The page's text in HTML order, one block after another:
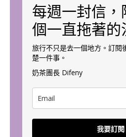
每週一封信，
個一直拖著的
旅行不只是去一個地方。訂閱
楚一件事。
奶茶團長 Difeny
我要訂閱